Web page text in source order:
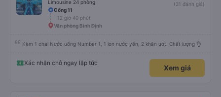
Limousine 24 phòng
(31 đánh giá)
Cổng 11
12 giờ 40 phút
Văn phòng Bình Định
Kèm 1 chai Nước uống Number 1, 1 lon nước yến, 2 khăn ướt. Chất lượng 👌
Xác nhận chỗ ngay lập tức
Xem giá